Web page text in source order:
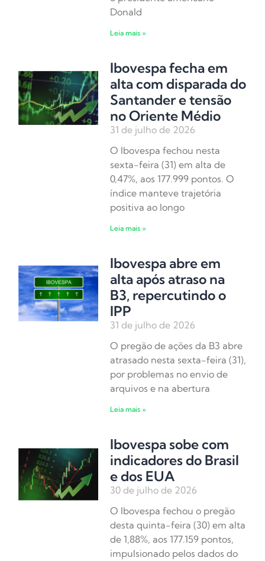
Donald
Leia mais »
Ibovespa fecha em
alta com disparada do
Santander e tensão
no Oriente Médio
31 de julho de 2026
O Ibovespa fechou nesta
sexta-feira (31) em alta de
0,47%, aos 177.999 pontos. O
índice manteve trajetória
positiva ao longo
Leia mais »
Ibovespa abre em
alta após atraso na
B3, repercutindo o
IPP
31 de julho de 2026
O pregão de ações da B3 abre
atrasado nesta sexta-feira (31),
por problemas no envio de
arquivos e na abertura
Leia mais »
Ibovespa sobe com
indicadores do Brasil
e dos EUA
30 de julho de 2026
O Ibovespa fechou o pregão
desta quinta-feira (30) em alta
de 1,88%, aos 177.159 pontos,
impulsionado pelos dados do